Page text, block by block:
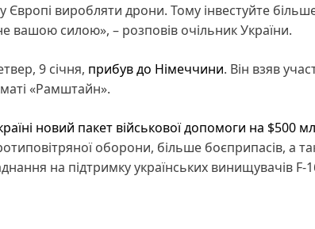
виробляти дрони. Тому інвестуйте
вашою силою», – розповів очільник України.
9 січня, прибув до Німеччини. Він взяв
«Рамштайн».
новий пакет військової допомоги на $500
оборони, більше боєприпасів, а
на підтримку українських винищувачів F-